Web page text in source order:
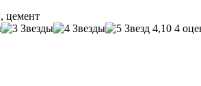
цемент
4,10 4